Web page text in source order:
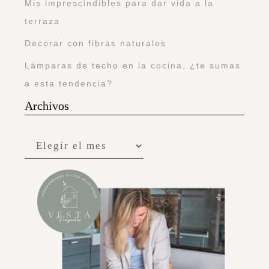
Mis imprescindibles para dar vida a la
terraza
Decorar con fibras naturales
Lámparas de techo en la cocina, ¿te sumas
a esta tendencia?
Archivos